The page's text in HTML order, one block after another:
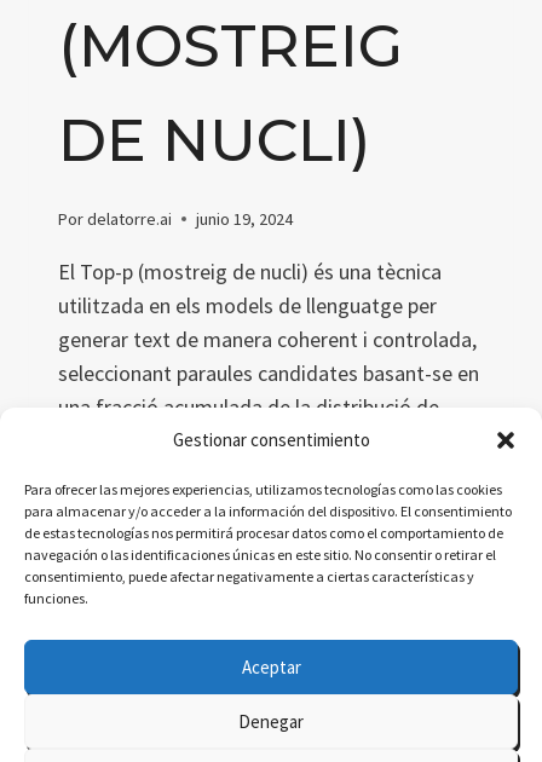
Gestionar consentimiento
Para ofrecer las mejores experiencias, utilizamos tecnologías como las cookies
para almacenar y/o acceder a la información del dispositivo. El consentimiento
de estas tecnologías nos permitirá procesar datos como el comportamiento de
navegación o las identificaciones únicas en este sitio. No consentir o retirar el
consentimiento, puede afectar negativamente a ciertas características y
funciones.
Aceptar
Denegar
(MOSTREIG
DE NUCLI)
Pordelatorre.ai junio 19, 2024
El Top-p (mostreig de nucli) és una tècnica
utilitzada en els models de llenguatge per
generar text de manera coherent i controlada,
seleccionant paraules candidates basant-se en
una fracció acumulada de la distribució de
probabilitats. Aquest article explora el
simplificades, metàfores i una dita catalana
relacionada.
LEER MÁS